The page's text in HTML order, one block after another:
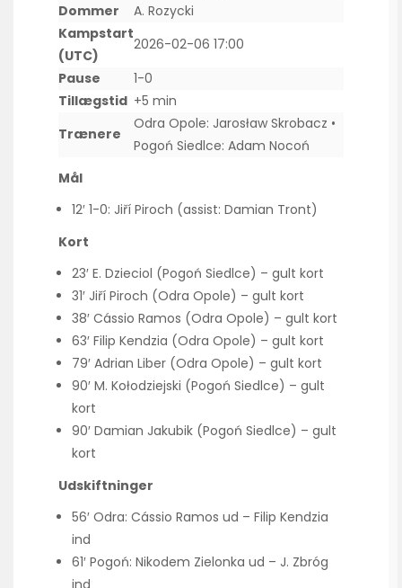
Dommer
A. Rozycki
Kampstart
(UTC)
2026-02-06 17:00
Pause
1-0
Tillægstid +5 min
Trænere
Odra Opole: Jarosław Skrobacz •
Pogoń Siedlce: Adam Nocoń
Mål
12′ 1-0: Jiří Piroch (assist: Damian Tront)
Kort
23′ E. Dzieciol (Pogoń Siedlce) – gult kort
31′ Jiří Piroch (Odra Opole) – gult kort
38′ Cássio Ramos (Odra Opole) – gult kort
63′ Filip Kendzia (Odra Opole) – gult kort
79′ Adrian Liber (Odra Opole) – gult kort
90′ M. Kołodziejski (Pogoń Siedlce) – gult
kort
90′ Damian Jakubik (Pogoń Siedlce) – gult
kort
Udskiftninger
56′ Odra: Cássio Ramos ud – Filip Kendzia
ind
61′ Pogoń: Nikodem Zielonka ud – J. Zbróg